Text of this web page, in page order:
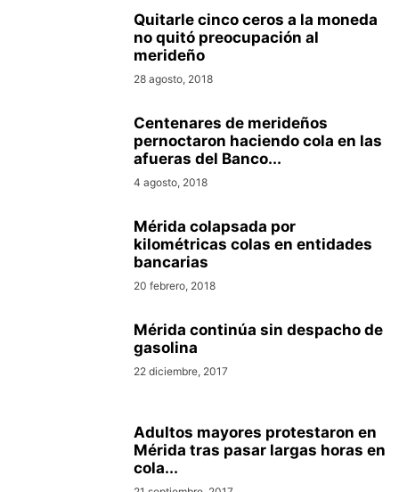
Quitarle cinco ceros a la moneda
no quitó preocupación al
merideño
28 agosto, 2018
Centenares de merideños
pernoctaron haciendo cola en las
afueras del Banco...
4 agosto, 2018
Mérida colapsada por
kilométricas colas en entidades
bancarias
20 febrero, 2018
Mérida continúa sin despacho de
gasolina
22 diciembre, 2017
Adultos mayores protestaron en
Mérida tras pasar largas horas en
cola...